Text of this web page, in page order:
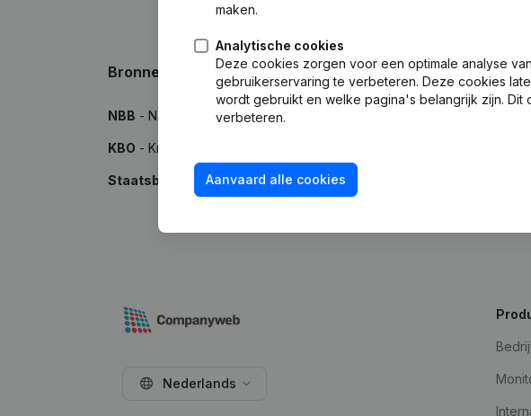
Bronnen
NBB - Nationale Bank van België
KBO - Kruispuntbank van Ondernemingen
Staatsblad - Publicaties in het Belgisch Staatsblad
maken.
Analytische cookies
Deze cookies zorgen voor een optimale analyse
gebruikerservaring te verbeteren. Deze cookies
wordt gebruikt en welke pagina's belangrijk zijn.
verbeteren.
Aanvaard alle cookies
Nederlands